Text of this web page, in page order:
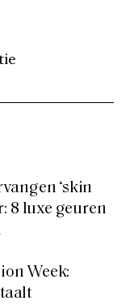
‘skin
8 luxe geuren
Week: